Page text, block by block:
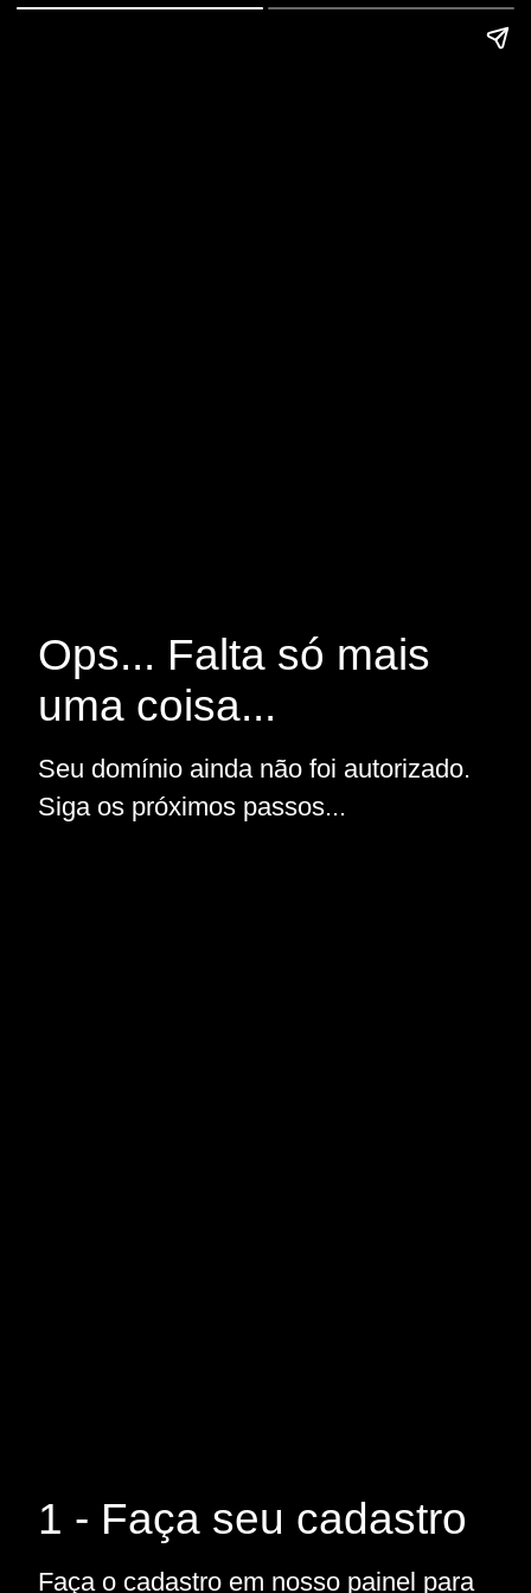
Ops... Falta só mais
uma coisa...
Seu domínio ainda não foi autorizado.
Siga os próximos passos...
1 - Faça seu cadastro
Faça o cadastro em nosso painel para